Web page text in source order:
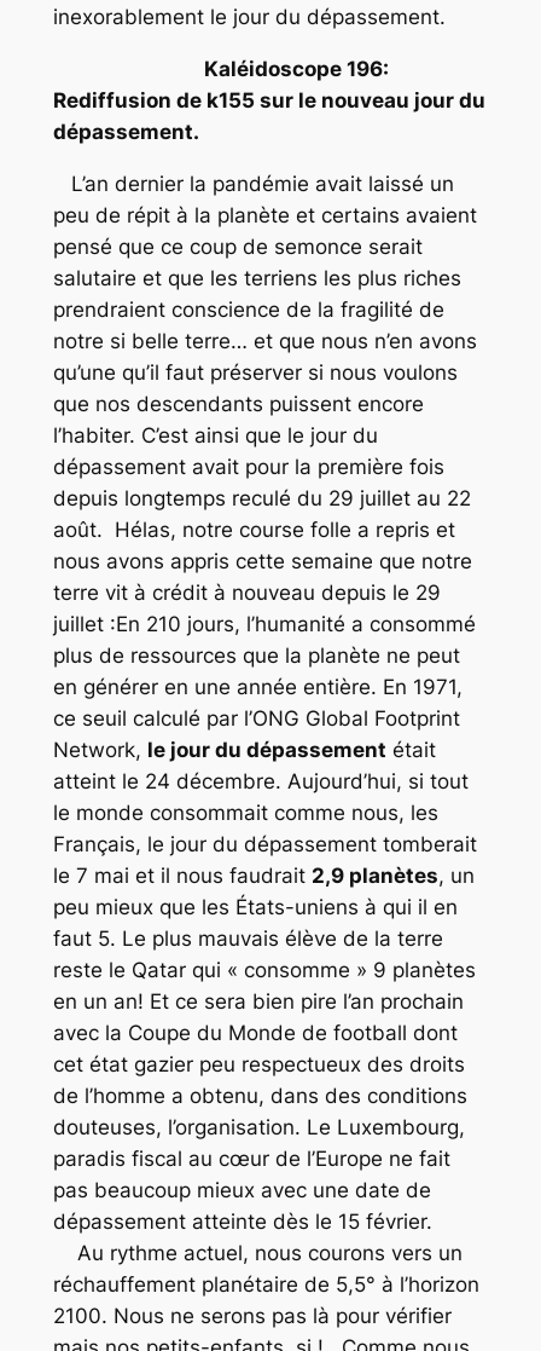
inexorablement le jour du dépassement.
Kaléidoscope 196:
Rediffusion de k155 sur le nouveau jour du
dépassement.
L’an dernier la pandémie avait laissé un
peu de répit à la planète et certains avaient
pensé que ce coup de semonce serait
salutaire et que les terriens les plus riches
prendraient conscience de la fragilité de
notre si belle terre… et que nous n’en avons
qu’une qu’il faut préserver si nous voulons
que nos descendants puissent encore
l’habiter. C’est ainsi que le jour du
dépassement avait pour la première fois
depuis longtemps reculé du 29 juillet au 22
août. Hélas, notre course folle a repris et
nous avons appris cette semaine que notre
terre vit à crédit à nouveau depuis le 29
juillet :En 210 jours, l’humanité a consommé
plus de ressources que la planète ne peut
en générer en une année entière. En 1971,
ce seuil calculé par l’ONG Global Footprint
Network, le jour du dépassement était
atteint le 24 décembre. Aujourd’hui, si tout
le monde consommait comme nous, les
Français, le jour du dépassement tomberait
le 7 mai et il nous faudrait 2,9 planètes, un
peu mieux que les États-uniens à qui il en
faut 5. Le plus mauvais élève de la terre
reste le Qatar qui « consomme » 9 planètes
en un an! Et ce sera bien pire l’an prochain
avec la Coupe du Monde de football dont
cet état gazier peu respectueux des droits
de l’homme a obtenu, dans des conditions
douteuses, l’organisation. Le Luxembourg,
paradis fiscal au cœur de l’Europe ne fait
pas beaucoup mieux avec une date de
dépassement atteinte dès le 15 février.
Au rythme actuel, nous courons vers un
réchauffement planétaire de 5,5° à l’horizon
2100. Nous ne serons pas là pour vérifier